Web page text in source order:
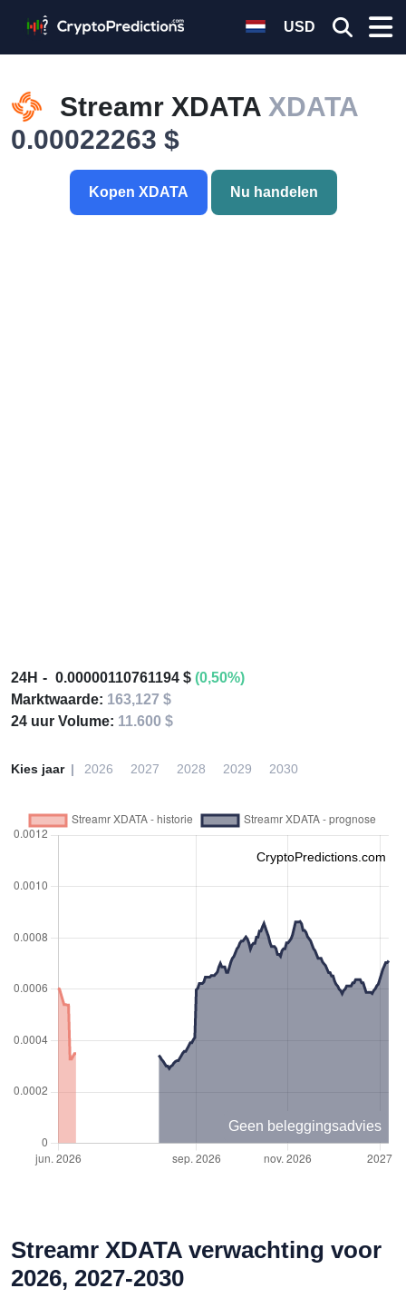
USD
Streamr XDATA XDATA
0.00022263 $
Kopen XDATA Nu handelen
24H 0.00000110761194 $ (0,50%)
Marktwaarde: 163,127 $
24 uur Volume: 11.600 $
Kies jaar 2026 2027 2028 2029 2030
CryptoPredictions.com
Geen beleggingsadvies
Streamr XDATA verwachting voor
2026, 2027-2030